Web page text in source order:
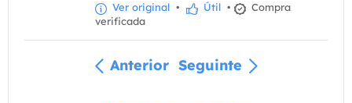
Ver original • Útil •
Compra
verificada
Anterior Seguinte